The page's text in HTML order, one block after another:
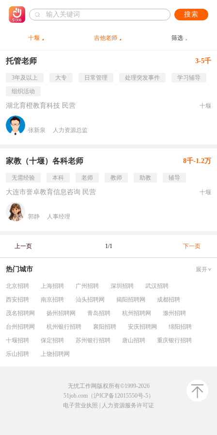
搜索
十堰 吉他老师 筛选
托管老师 3-5千
3年及以上 大专 日常管理 处理突发事件
学习辅导
组织活动
湖北育橙教育科技 民营 十堰
张新泉 人力资源总监
家教（十堰）各科老师 8千-1.2万
无需经验 本科 老师 教师 助教 辅导
大连市誉卓教育信息咨询 民营 十堰
郭静 人事经理
上一页 1/1 下一页
热门城市 展开
北京招聘 上海招聘 广州招聘 深圳招聘
武汉招聘
西安招聘
南京招聘 汕头招聘网 揭阳招聘网
成都招聘
茂名招聘网
扬州招聘网 青岛招聘 杭州招聘网
滁州招聘
台州招聘网
杭州银行招聘 襄阳招聘 安庆招聘网
绵阳招聘
十堰招聘
保定招聘 苏州银行招聘 唐山招聘
重庆银行招聘
乐山招聘
上饶招聘网
无忧工作网版权所有©1999-2026
51job.com（沪ICP备12015550号-5）
电子营业执照
人力资源服务许可证